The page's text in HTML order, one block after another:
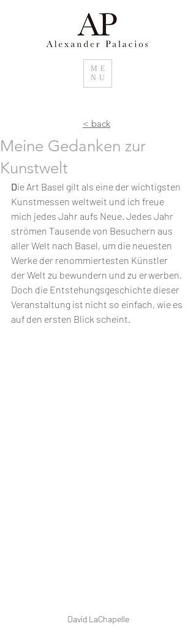
ME
NU
< back
Meine Gedanken zur
Kunstwelt
Die Art Basel gilt als eine der wichtigsten
Kunstmessen weltweit und ich freue
mich jedes Jahr aufs Neue. Jedes Jahr
strömen Tausende von Besuchern aus
aller Welt nach Basel, um die neuesten
Werke der renommiertesten Künstler
der Welt zu bewundern und zu erwerben.
Doch die Entstehungsgeschichte dieser
Veranstaltung ist nicht so einfach, wie es
auf den ersten Blick scheint.
David LaChapelle